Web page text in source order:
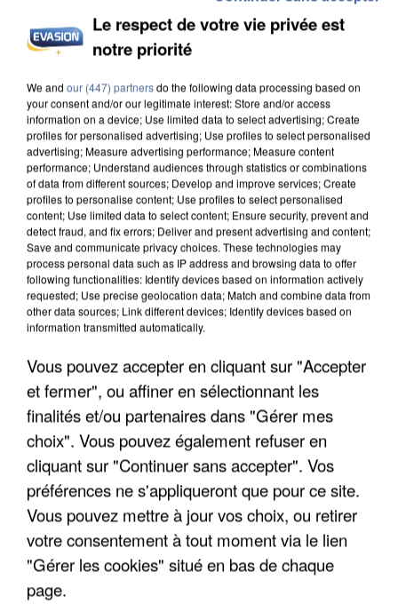
DE SOLIDARITÉ AVEC LES...
APRÈS TOUTES CES CANICULES, LES REFUGES
DE FAUNE SAUVAGE SONT...
Le respect de votre vie privée est
notre priorité
We and our (447) partnersdo the following data processing based on
your consent and/or our legitimate interest: Store and/or access
information on a device; Use limited data to select advertising; Create
profiles for personalised advertising; Use profiles to select personalised
advertising; Measure advertising performance; Measure content
performance; Understand audiences through statistics or combinations
of data from different sources; Develop and improve services; Create
profiles to personalise content; Use profiles to select personalised
content; Use limited data to select content; Ensure security, prevent and
detect fraud, and fix errors; Deliver and present advertising and content;
Save and communicate privacy choices. These technologies may
process personal data such as IP address and browsing data to offer
following functionalities: Identify devices based on information actively
requested; Use precise geolocation data; Match and combine data from
other data sources; Link different devices; Identify devices based on
information transmitted automatically.
Vous pouvez accepter en cliquant sur "Accepter
et fermer", ou affiner en sélectionnant les
finalités et/ou partenaires dans "Gérer mes
choix". Vous pouvez également refuser en
cliquant sur "Continuer sans accepter". Vos
préférences ne s'appliqueront que pour ce site.
Vous pouvez mettre à jour vos choix, ou retirer
votre consentement à tout moment via le lien
"Gérer les cookies" situé en bas de chaque
page.